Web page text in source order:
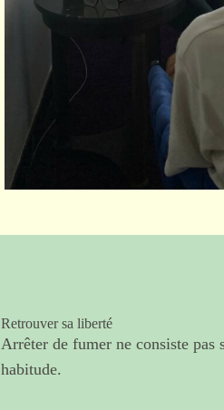
Retrouver sa liberté
Arrêter de fumer ne consiste pas
habitude.